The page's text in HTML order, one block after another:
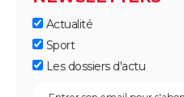
Actualité
Sport
Les dossiers d'actu